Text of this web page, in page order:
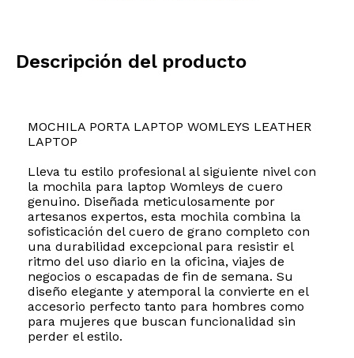
Descripción del producto
MOCHILA PORTA LAPTOP WOMLEYS LEATHER
LAPTOP
Lleva tu estilo profesional al siguiente nivel con
la mochila para laptop Womleys de cuero
genuino. Diseñada meticulosamente por
artesanos expertos, esta mochila combina la
sofisticación del cuero de grano completo con
una durabilidad excepcional para resistir el
ritmo del uso diario en la oficina, viajes de
negocios o escapadas de fin de semana. Su
diseño elegante y atemporal la convierte en el
accesorio perfecto tanto para hombres como
para mujeres que buscan funcionalidad sin
perder el estilo.